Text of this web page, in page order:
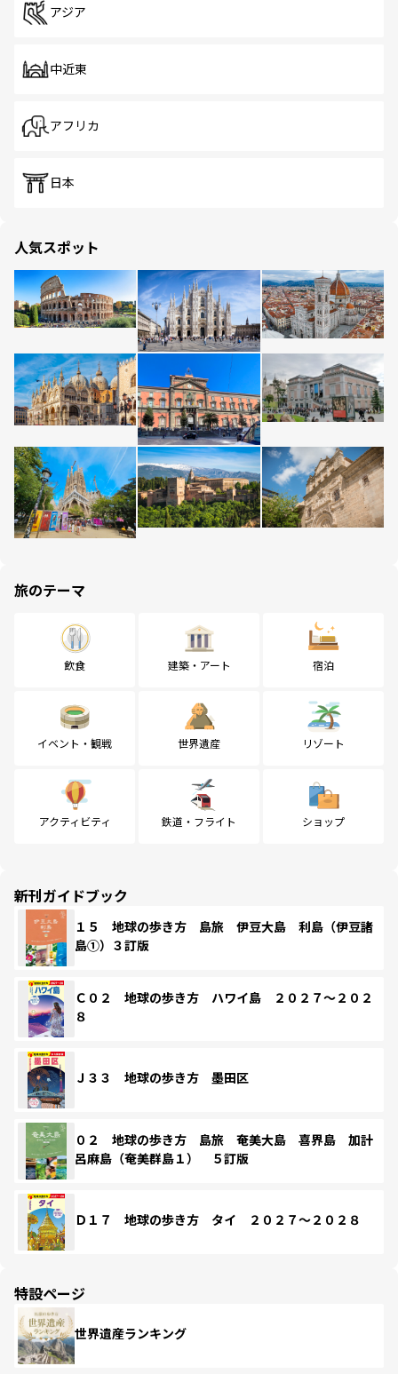
アジア
中近東
アフリカ
日本
人気スポット
旅のテーマ
飲食 建築・アート 宿泊
イベント・観戦 世界遺産 リゾート
アクティビティ 鉄道・フライト ショップ
新刊ガイドブック
１５ 地球の歩き方 島旅 伊豆大島 利島（伊豆諸
島①）３訂版
Ｃ０２ 地球の歩き方 ハワイ島 ２０２７～２０２
８
Ｊ３３ 地球の歩き方 墨田区
０２ 地球の歩き方 島旅 奄美大島 喜界島 加計
呂麻島（奄美群島１） ５訂版
Ｄ１７ 地球の歩き方 タイ ２０２７～２０２８
特設ページ
世界遺産ランキング